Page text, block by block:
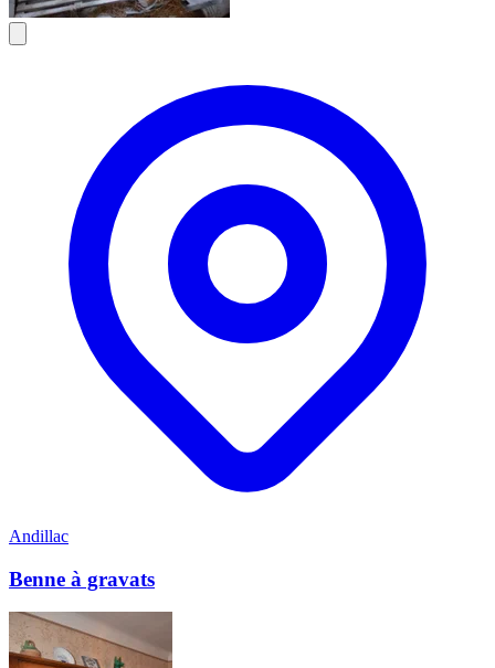
Andillac
Benne à gravats